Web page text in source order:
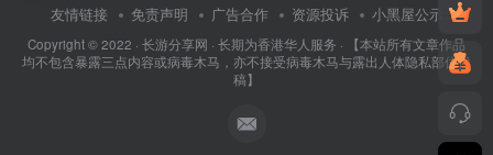
友情链接 免责声明 广告合作 资源投诉 小黑屋公示
Copyright © 2022 · 长游分享网 · 长期为香港华人服务 · 【本站所有文章作品
均不包含暴露三点内容或病毒木马，亦不接受病毒木马与露出人体隐私部位投
稿】